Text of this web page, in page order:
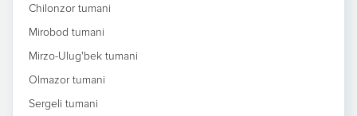
Chilonzor tumani
Mirobod tumani
Mirzo-Ulug'bek tumani
Olmazor tumani
Sergeli tumani